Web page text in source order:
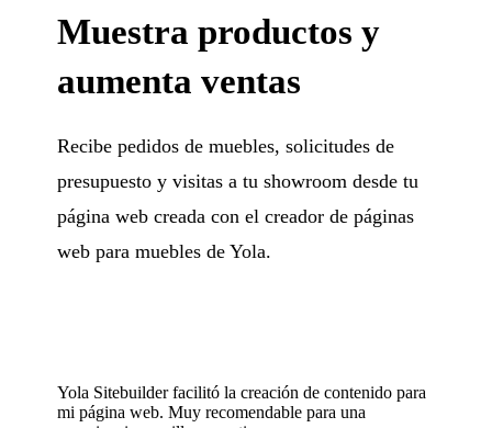
Muestra productos y
aumenta ventas
Recibe pedidos de muebles, solicitudes de
presupuesto y visitas a tu showroom desde tu
página web creada con el creador de páginas
web para muebles de Yola.
Yola Sitebuilder facilitó la creación de contenido para
mi página web. Muy recomendable para una